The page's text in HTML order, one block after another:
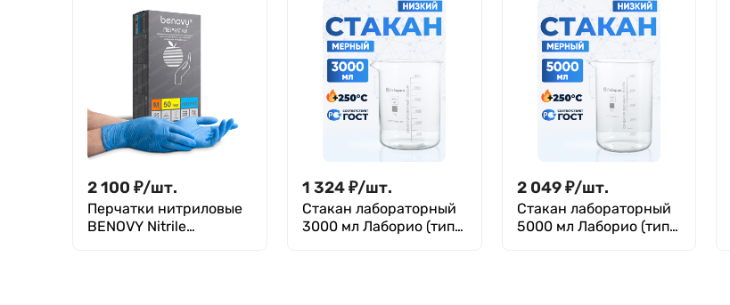
2 100 ₽/шт.
Перчатки нитриловые
BENOVY Nitrile
1 324₽/шт.
Стакан лабораторный
3000 мл Лаборио (тип
2 049 ₽/шт.
Стакан лабораторный
5000 мл Лаборио (тип